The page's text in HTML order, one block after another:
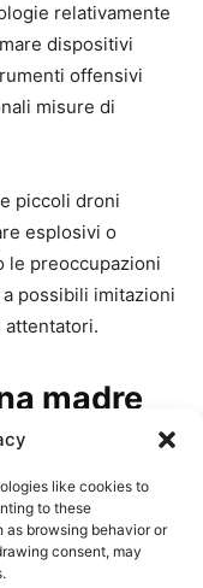
like cookies to
to these
browsing behavior or
consent, may
relativamente
dispositivi
offensivi
misure di
piccoli droni
esplosivi o
le preoccupazioni
possibili imitazioni
madre